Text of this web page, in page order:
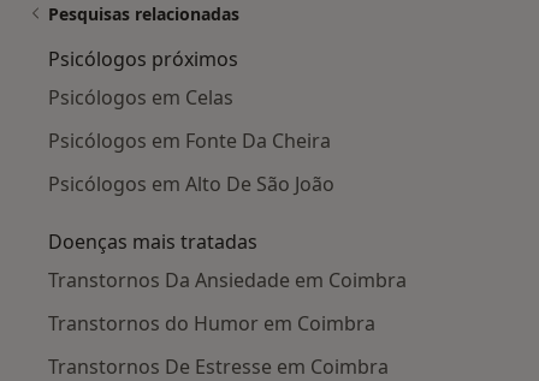
Pesquisas relacionadas
Psicólogos próximos
Psicólogos em Celas
Psicólogos em Fonte Da Cheira
Psicólogos em Alto De São João
Doenças mais tratadas
Transtornos Da Ansiedade em Coimbra
Transtornos do Humor em Coimbra
Transtornos De Estresse em Coimbra